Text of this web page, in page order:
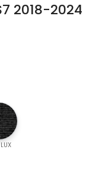
2018-2024